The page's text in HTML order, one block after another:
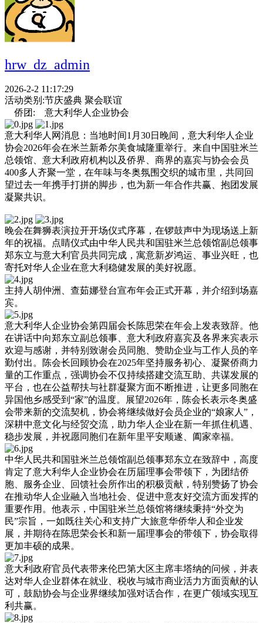
hrw_dz_admin
2026-2-2 11:17:29
活动类别:节庆盛典 聚会联谊
侨团:
意大利华人企业协会
意大利华人网消息：当地时间1月30日晚间，意大利华人企业
协会2026年会在米兰新希尔美食城隆重举行。来自中国驻米兰
总领馆、意大利政府机构以及侨界、商界的嘉宾与协会会员
400多人齐聚一堂，在年味与冬奥氛围交织的城市里，共同回
望过去一年携手打拼的脚步，也为新一年合作共赢、抱团发展
凝聚共识。
晚会在舞狮表演拉开开场仪式序幕，在锣鼓声中为现场送上新
年的祝福。点睛仪式由中华人民共和国驻米兰总领馆副总领事
郑东立与意大利官员共同完成，寓意新岁鸿运、事业兴旺，也
寄托对华人企业在意大利稳健发展的美好祝愿。
主持人胡仲洲、查茹娜登台宣布年会正式开幕，并介绍到场嘉
宾。
意大利华人企业协会第四届会长陈思荣在年会上发表致辞。他
在讲话中向郑东立副总领事、意大利政府嘉宾及各界来宾表示
欢迎与感谢，并特别致谢会员同胞、赞助企业与工作人员的辛
勤付出。陈会长回顾协会在2025年坚持服务初心、凝聚侨商力
量的工作重点，强调协会不仅持续搭建交流互助、共谋发展的
平台，也在公益帮扶与社群凝聚方面不断推进，让更多同胞在
异国他乡感受到“家”的温度。展望2026年，陈会长表示冬奥盛
会带来新的交流契机，协会将继续做好会员企业的“娘家人”，
深耕中意文化与经贸交流，助力华人企业在新一年抓住机遇、
稳步发展，并祝愿同胞们在新年里平安顺遂、阖家幸福。
中华人民共和国驻米兰总领馆副总领事郑东立在致辞中，高度
肯定了意大利华人企业协会在历届理事会带领下，为团结侨
胞、服务企业、回馈社会所作出的积极贡献，特别赞扬了协会
在推动华人企业融入当地社会、促进中意友好交流方面发挥的
重要作用。他表示，中国驻米兰总领馆将继续秉持“外交为
民”宗旨，一如既往关心和支持广大旅意华侨华人和企业发
展，并期待在陈思荣会长和新一届理事会的带领下，协会取得
更加丰硕的成果。
意大利政府官员代表带来伦巴第大区主席丰塔纳的问候，并表
达对华人企业群体在就业、税收与城市商业活力方面贡献的认
可，鼓励协会与企业界继续加强对话合作，在更广领域实现互
利共赢。